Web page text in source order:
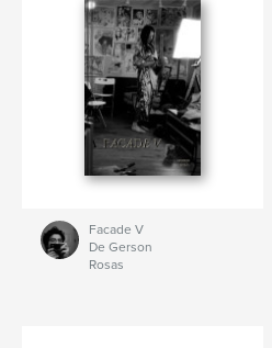
Facade V
De Gerson
Rosas